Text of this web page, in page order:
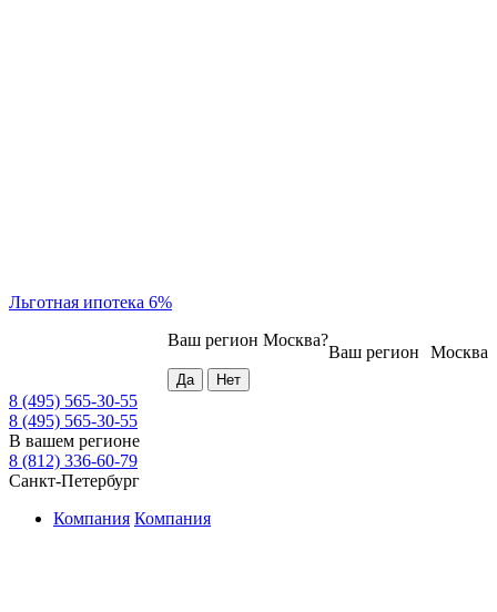
Льготная ипотека 6%
Москва
Ваш регион
Ваш регион Москва?
8 (495) 565-30-55
8 (495) 565-30-55
В вашем регионе
8 (812) 336-60-79
Санкт-Петербург
Компания Компания